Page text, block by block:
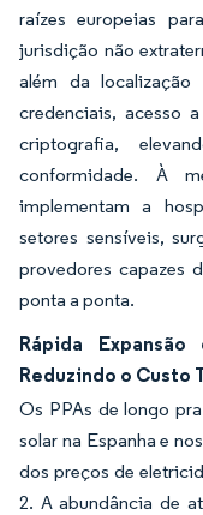
raízes europeias
jurisdição não
além da
credenciais, acesso
criptografia,
conformidade. À
implementam a
setores sensíveis,
provedores capazes
ponta a ponta.
Rápida
Reduzindo o Custo
Os PPAs de longo
solar na Espanha e
dos preços de
2. A abundância de